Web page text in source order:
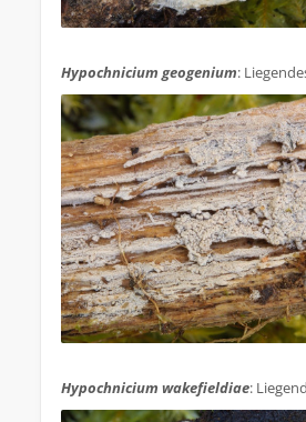
Hypochnicium geogenium:
Hypochnicium wakefieldiae: